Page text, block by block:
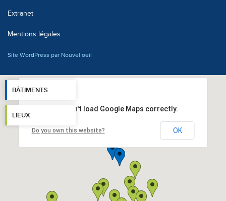
Extranet
Mentions légales
Site WordPress par Nouvel oeil
BÂTIMENTS
LIEUX
This page can't load Google Maps correctly.
Do you own this website? OK